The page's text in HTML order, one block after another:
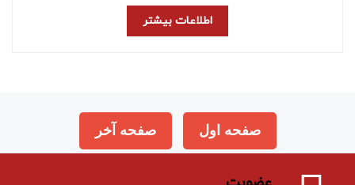
اطلاعات بیشتر
صفحه اول صفحه آخر